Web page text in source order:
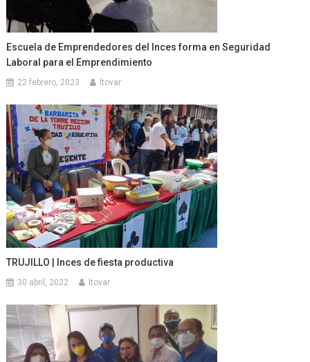
Escuela de Emprendedores del Inces forma en Seguridad
Laboral para el Emprendimiento
22 febrero, 2023 ltovar
TRUJILLO | Inces de fiesta productiva
30 abril, 2022 ltovar